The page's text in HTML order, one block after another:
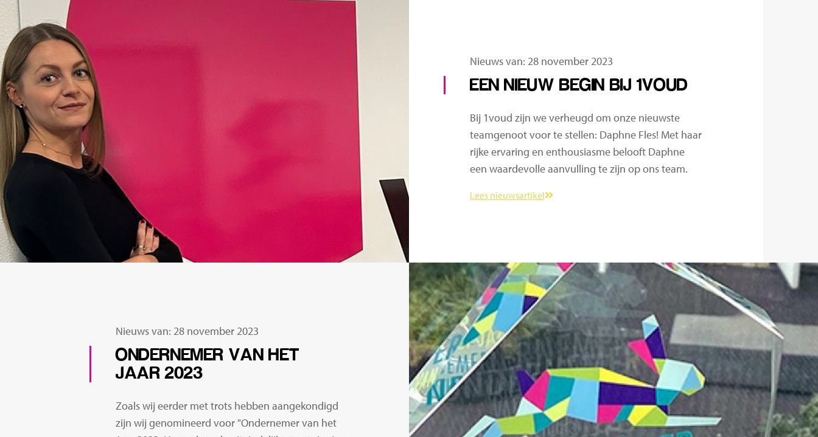
Nieuws van: 28 november 2023
EEN NIEUW BEGIN BIJ 1VOUD
Bij 1voud zijn we verheugd om onze nieuwste
teamgenoot voor te stellen: Daphne Fles! Met haar
rijke ervaring en enthousiasme belooft Daphne
een waardevolle aanvulling te zijn op ons team.
Lees nieuwsartikel
Nieuws van: 28 november 2023
ONDERNEMER VAN HET
JAAR 2023
Zoals wij eerder met trots hebben aangekondigd
zijn wij genomineerd voor "Ondernemer van het